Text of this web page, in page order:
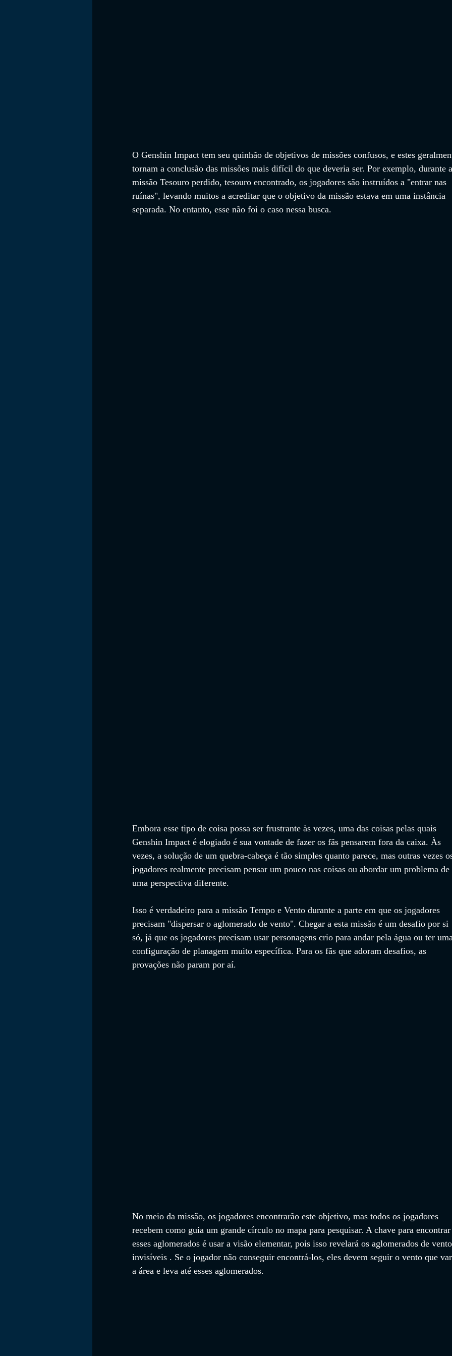
O Genshin Impact tem seu quinhão de objetivos de missões confusos, e estes
tornam a conclusão das missões mais difícil do que deveria ser. Por exemplo, durante
missão Tesouro perdido, tesouro encontrado, os jogadores são instruídos a "entrar nas
ruínas", levando muitos a acreditar que o objetivo da missão estava em uma instância
separada. No entanto, esse não foi o caso nessa busca.
Embora esse tipo de coisa possa ser frustrante às vezes, uma das coisas pelas quais
Genshin Impact é elogiado é sua vontade de fazer os fãs pensarem fora da caixa. Às
vezes, a solução de um quebra-cabeça é tão simples quanto parece, mas outras vezes
jogadores realmente precisam pensar um pouco nas coisas ou abordar um problema de
uma perspectiva diferente.
Isso é verdadeiro para a missão Tempo e Vento durante a parte em que os jogadores
precisam "dispersar o aglomerado de vento". Chegar a esta missão é um desafio por si
só, já que os jogadores precisam usar personagens crio para andar pela água ou ter
configuração de planagem muito específica. Para os fãs que adoram desafios, as
provações não param por aí.
No meio da missão, os jogadores encontrarão este objetivo, mas todos os jogadores
recebem como guia um grande círculo no mapa para pesquisar. A chave para
esses aglomerados é usar a visão elementar, pois isso revelará os aglomerados de
invisíveis . Se o jogador não conseguir encontrá-los, eles devem seguir o vento que
a área e leva até esses aglomerados.